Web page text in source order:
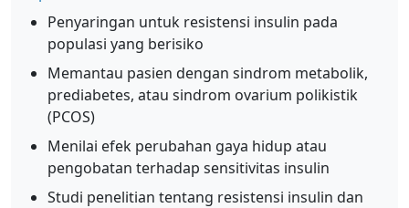
Penyaringan untuk resistensi insulin pada
populasi yang berisiko
Memantau pasien dengan sindrom metabolik,
prediabetes, atau sindrom ovarium polikistik
(PCOS)
Menilai efek perubahan gaya hidup atau
pengobatan terhadap sensitivitas insulin
Studi penelitian tentang resistensi insulin dan